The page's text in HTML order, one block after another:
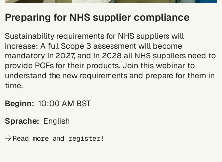
Preparing for NHS supplier compliance
Sustainability requirements for NHS suppliers will
increase: A full Scope 3 assessment will become
mandatory in 2027, and in 2028 all NHS suppliers need to
provide PCFs for their products. Join this webinar to
understand the new requirements and prepare for them in
time.
Beginn: 10:00 AM BST
Sprache: English
Read more and register!